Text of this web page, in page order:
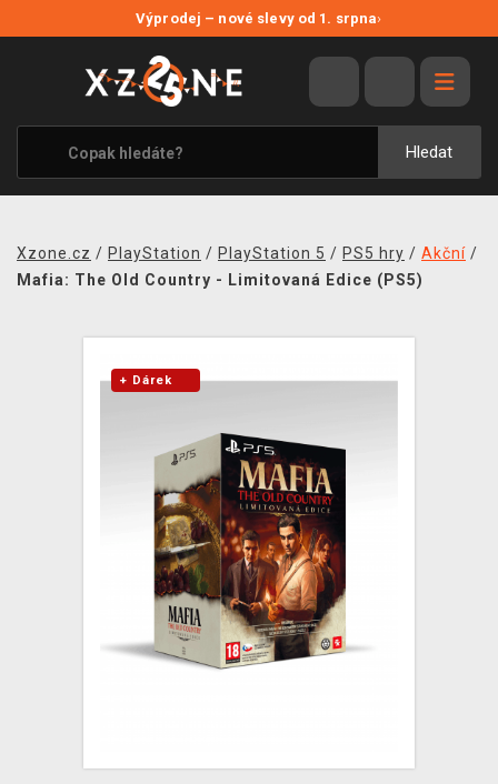
Výprodej – nové slevy od 1. srpna›
Hledat
VÝPRODEJ
VIDEOHRY
XZONE ORIGINALS
TÉMATIKY
MERCHANDISE
TCG & BOARDGAME HUB
VÝKUP HER (BAZAR)
Xzone.cz / PlayStation / PlayStation 5 / PS5 hry / Akční /
Mafia: The Old Country - Limitovaná Edice (PS5)
+ Dárek